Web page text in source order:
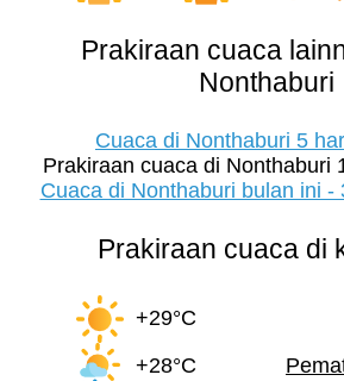
Prakiraan cuaca
Nonthaburi
Cuaca di Nonthaburi 5
Prakiraan cuaca di Nonthaburi
Cuaca di Nonthaburi bulan ini -
Prakiraan cuaca di
+29°C
+28°C